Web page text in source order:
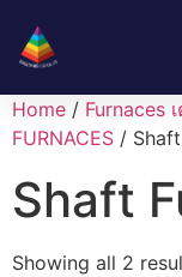
Home / Furnaces
FURNACES /
Shaft
Showing all 2